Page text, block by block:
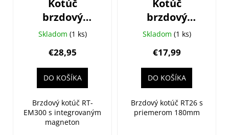
Kotúč
brzdový
SHIMANO RT-
180mm
Center Lock
Ice Tech
(vnútor.
uťahov.) pre
Steps
Skladom (1 ks)
€28,95
DO KOŠÍKA
Brzdový kotúč RT-
EM300 s integrovaným
magneton
Kotúč
brzdový
SHIMANO SM-
6-dier len pre
resin
platničky
Skladom (1 ks)
€17,99
DO KOŠÍKA
Brzdový kotúč RT26 s
priemerom 180mm